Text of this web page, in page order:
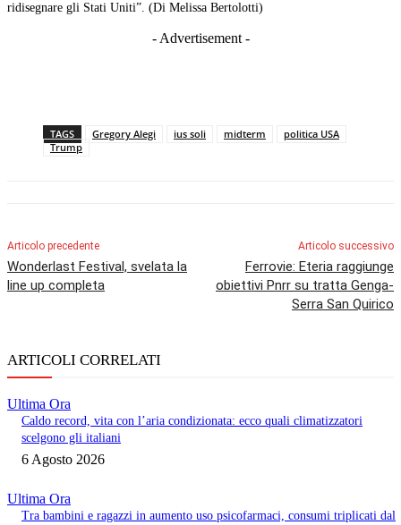
ridisegnare gli Stati Uniti”. (Di Melissa Bertolotti)
- Advertisement -
TAGS Gregory Alegi ius soli midterm
politica USA
Trump
Articolo precedente
Wonderlast Festival, svelata la
line up completa
Articolo successivo
Ferrovie: Eteria raggiunge
obiettivi Pnrr su tratta Genga-
Serra San Quirico
ARTICOLI CORRELATI
Ultima Ora
Caldo record, vita con l’aria condizionata: ecco quali climatizzatori
scelgono gli italiani
6 Agosto 2026
Ultima Ora
Tra bambini e ragazzi in aumento uso psicofarmaci, consumi triplicati dal